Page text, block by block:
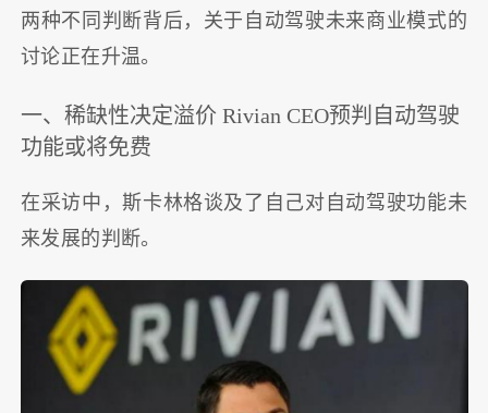
两种不同判断背后，关于自动驾驶未来商业模式的
讨论正在升温。
一、稀缺性决定溢价 Rivian CEO预判自动驾驶
功能或将免费
在采访中，斯卡林格谈及了自己对自动驾驶功能未
来发展的判断。